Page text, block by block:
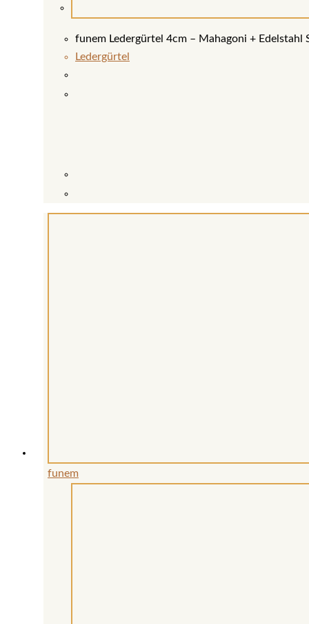
funem Ledergürtel 4cm – Mahagoni + Edelstahl
Ledergürtel
funem